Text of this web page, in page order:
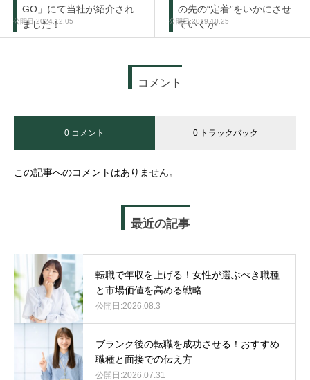
GO」にて当社が紹介され
ました！
2024.12.05
の先の“定着”をいかにさせ
ていくか
2019.10.25
コメント
0 コメント 0 トラックバック
この記事へのコメントはありません。
最近の記事
転職で年収を上げる！女性が選ぶべき職種
と市場価値を高める戦略
2026.08.3
ブランク後の転職を成功させる！おすすめ
職種と面接での伝え方
2026.07.31